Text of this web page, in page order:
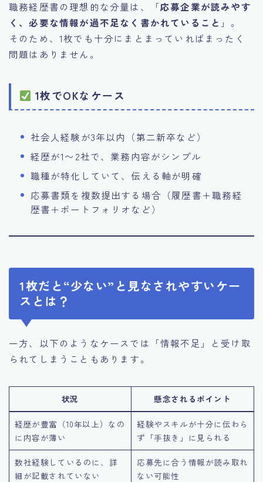
職務経歴書の理想的な分量は、「応募企業が読みやす
く、必要な情報が過不足なく書かれていること 」。
そのため、1枚でも十分にまとまっていればまったく
問題はありません。
1枚でOKなケース
社会人経験が3年以内（第二新卒など）
経歴が1〜2社で、業務内容がシンプル
職種が特化していて、伝える軸が明確
応募書類を複数提出する場合（履歴書＋職務経
歴書＋ポートフォリオなど）
1枚だと“少ない”と見なされやすいケー
スとは？
一方、以下のようなケースでは「情報不足」と受け取
られてしまうこともあります。
状況 懸念されるポイント
経歴が豊富（10年以上）なの
に内容が薄い
経験やスキルが十分に伝わら
ず「手抜き」に見られる
数社経験しているのに、詳
細が記載されていない
応募先に合う情報が読み取れ
ない可能性